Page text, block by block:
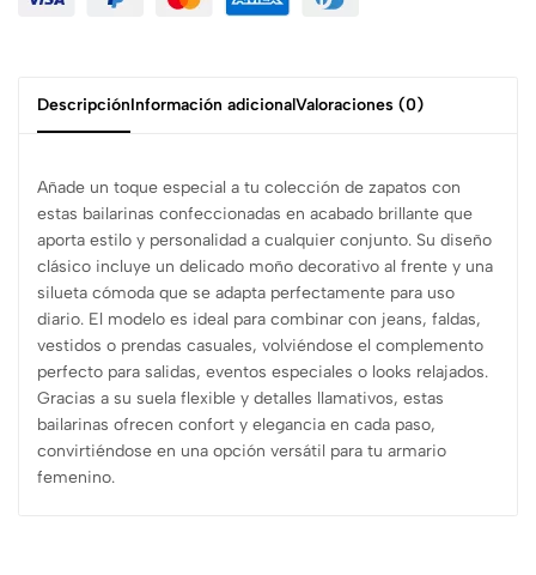
DescripciónInformación adicionalValoraciones (0)
Añade un toque especial a tu colección de zapatos con
estas bailarinas confeccionadas en acabado brillante que
aporta estilo y personalidad a cualquier conjunto. Su diseño
clásico incluye un delicado moño decorativo al frente y una
silueta cómoda que se adapta perfectamente para uso
diario. El modelo es ideal para combinar con jeans, faldas,
vestidos o prendas casuales, volviéndose el complemento
perfecto para salidas, eventos especiales o looks relajados.
Gracias a su suela flexible y detalles llamativos, estas
bailarinas ofrecen confort y elegancia en cada paso,
convirtiéndose en una opción versátil para tu armario
femenino.